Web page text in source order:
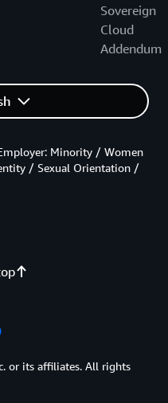
Sovereign
Cloud
Addendum
Minority / Women
/ Sexual Orientation /
or its affiliates. All rights